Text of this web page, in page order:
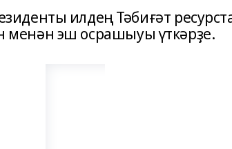
илдең Тәбиғәт
менән эш осрашыуы үткәрҙе.